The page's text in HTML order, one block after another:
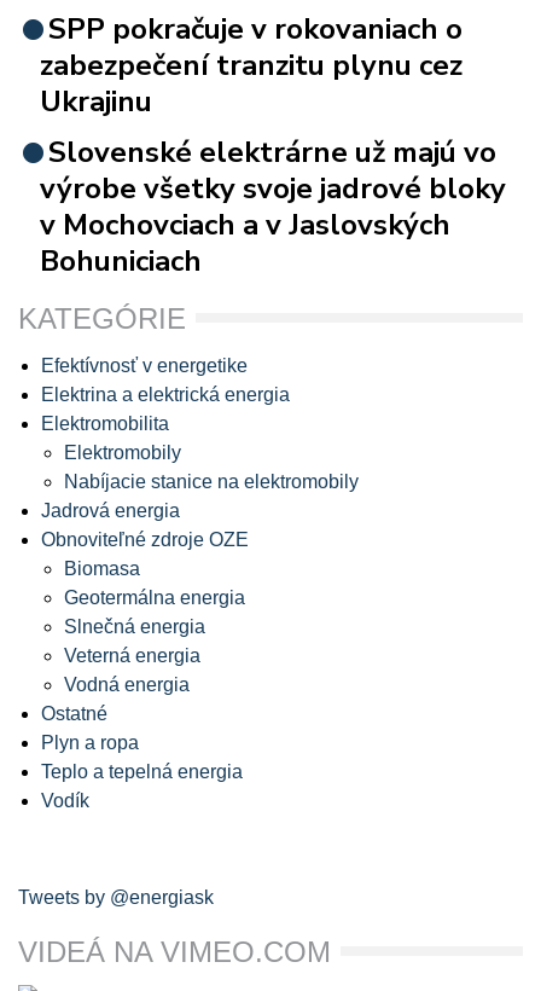
SPP pokračuje v rokovaniach o
zabezpečení tranzitu plynu cez
Ukrajinu
Slovenské elektrárne už majú vo
výrobe všetky svoje jadrové bloky
v Mochovciach a v Jaslovských
Bohuniciach
KATEGÓRIE
Efektívnosť v energetike
Elektrina a elektrická energia
Elektromobilita
Elektromobily
Nabíjacie stanice na elektromobily
Jadrová energia
Obnoviteľné zdroje OZE
Biomasa
Geotermálna energia
Slnečná energia
Veterná energia
Vodná energia
Ostatné
Plyn a ropa
Teplo a tepelná energia
Vodík
Tweets by @energiask
VIDEÁ NA VIMEO.COM